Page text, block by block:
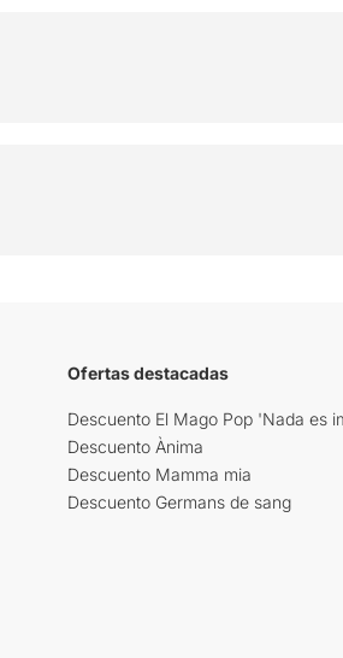
Ofertas destacadas
Descuento El Mago Pop 'Nada es
Descuento Ànima
Descuento Mamma mia
Descuento Germans de sang